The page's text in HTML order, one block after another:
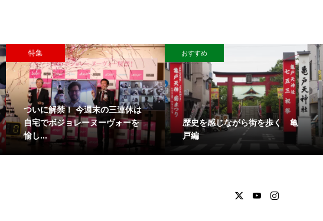
特集
ついに解禁！ 今週末の三連休は
自宅でボジョレーヌーヴォーを
愉し...
おすすめ
歴史を感じながら街を歩く 亀
戸編